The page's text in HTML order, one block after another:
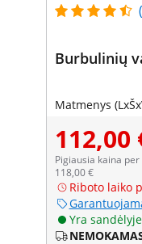
Burbulinių
Matmenys
112,00
Pigiausia kaina
118,00 €
Riboto laiko
Yra sandėlyje